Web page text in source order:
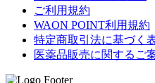
ご利用規約
WAON POINT利用規約
特定商取引法に基づく
医薬品販売に関するご